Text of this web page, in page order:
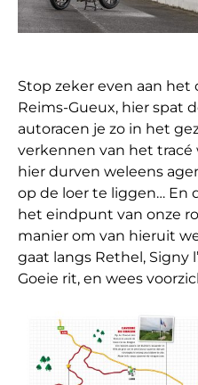
Stop zeker even aan het
Reims-Gueux, hier spat
autoracen je zo in het
verkennen van het tracé
hier durven weleens
op de loer te liggen… En
het eindpunt van onze
manier om van hieruit
gaat langs Rethel, Signy
Goeie rit, en wees